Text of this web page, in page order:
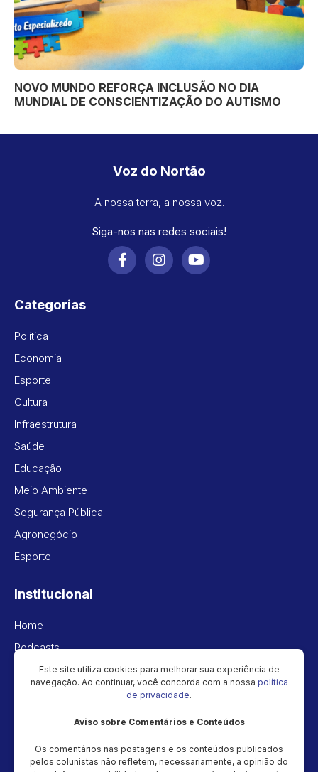
NOVO MUNDO REFORÇA INCLUSÃO NO DIA
MUNDIAL DE CONSCIENTIZAÇÃO DO AUTISMO
Voz do Nortão
A nossa terra, a nossa voz.
Siga-nos nas redes sociais!
Categorias
Política
Economia
Esporte
Cultura
Infraestrutura
Saúde
Educação
Meio Ambiente
Segurança Pública
Agronegócio
Esporte
Institucional
Home
Podcasts
Vídeos
Política de privacidade
Newsletter
Cadastre seu e-mail e receba as novidades!
Este site utiliza cookies para melhorar sua experiência de
navegação. Ao continuar, você concorda com a nossa política
de privacidade.
Aviso sobre Comentários e Conteúdos
Os comentários nas postagens e os conteúdos publicados
pelos colunistas não refletem, necessariamente, a opinião do